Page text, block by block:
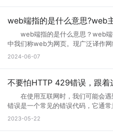
器。 4.你的IE浏览器缓存出错，
性，在常规页面里，点击删除文件
分代码没有完全下载就提示浏览器
者换一个网速比较好的时候访问(前
问题2) 6.qq空间目前在升级5.0版
网站问题，也有可能只是网站正在
问以及使用体验。当然也是为了安
更新而提升。当现有的网站功能不
或网络连接引起的。这意味着您只
游服务器返回的响应无效或不完整
务器时，服务器有时会出现响应故
请求，或者因为出现其他问题造成
未正确配置，则会导致出现502错
配置，将无法正常地从上游服务
果您的互联网连接出现问题或受到
无法成功连接到代理服务器或网
三、如何解决错误代码502 1、
小编一起来详细了解下吧! 网页
问等操作，一般来说互联网的网页
设者们会通过升级访问提升网页的
畅。 网页升级访问升级原因 1、
的网站做大做强的，当网站的流量
问网站。 2、 网站营运一段时间
务器环境的改变，原网页可能出现
了更长远的发展就需要升级访问页
web端指的是什么意思?web
web端指的是什么意思？web端
中我们称web为网页。现广泛译作
伙伴赶紧跟着小编一起学习下。
各种类型的应用程序或服务，包括
Google Chrome、Mozilla Firefox
机或移动设备上运行。Web端的优
要一个支持Web浏览器的设备即可
面电脑、笔记本电脑、平板电脑还
2024-06-07
不要怕HTTP 429错误，跟着
在使用互联网时，我们可能会遇
错误是一个常见的错误代码，它通
务器无法响应。那么你知道什么是
2023-05-22